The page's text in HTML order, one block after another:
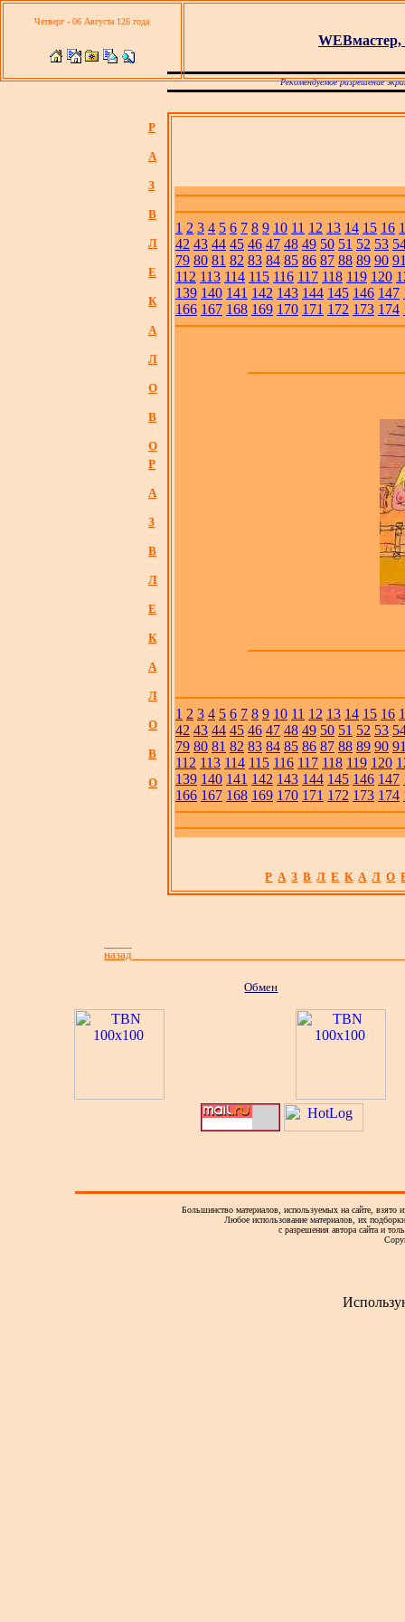
Четверг - 06 Августа 126 года
WEBмастер,
Р
А
З
В
Л
Е
К
А
Л
О
В
О
Р
А
З
В
Л
Е
К
А
Л
О
В
О
Рекомендуемое разрешение
1 2 3 4 5 6 7 8 9 10 11 12 13 14 15 16
42 43 44 45 46 47 48 49 50 51 52 53
79 80 81 82 83 84 85 86 87 88 89 90
112 113 114 115 116 117 118 119 120
139 140 141 142 143 144 145 146 147
166 167 168 169 170 171 172 173 174
1 2 3 4 5 6 7 8 9 10 11 12 13 14 15 16
42 43 44 45 46 47 48 49 50 51 52 53
79 80 81 82 83 84 85 86 87 88 89 90
112 113 114 115 116 117 118 119 120
139 140 141 142 143 144 145 146 147
166 167 168 169 170 171 172 173 174
Р А З В Л Е К А Л О
назад
Обмен
Большинство материалов, используемых на сайте, взято
Любое использование материалов, их
с разрешения автора сайта и